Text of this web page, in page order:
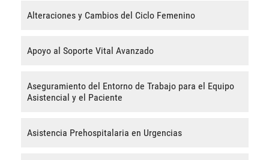
Alteraciones y Cambios del Ciclo Femenino
Apoyo al Soporte Vital Avanzado
Aseguramiento del Entorno de Trabajo para el Equipo
Asistencial y el Paciente
Asistencia Prehospitalaria en Urgencias